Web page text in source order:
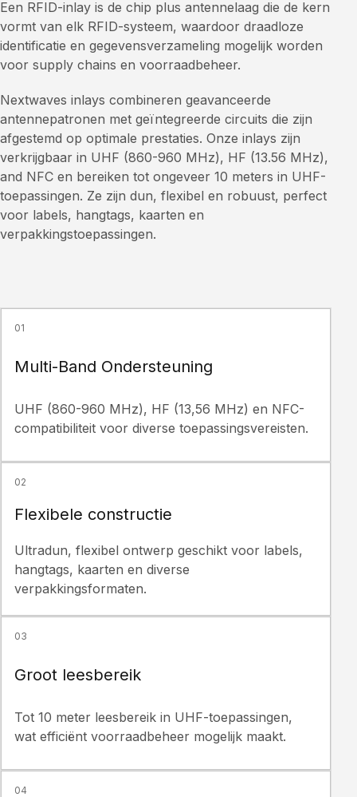
Een RFID-inlay is de chip plus antennelaag die de kern
vormt van elk RFID-systeem, waardoor draadloze
identificatie en gegevensverzameling mogelijk worden
voor supply chains en voorraadbeheer.
Nextwaves inlays combineren geavanceerde
antennepatronen met geïntegreerde circuits die zijn
afgestemd op optimale prestaties. Onze inlays zijn
verkrijgbaar in UHF (860-960 MHz), HF (13.56 MHz),
and NFC en bereiken tot ongeveer 10 meters in UHF-
toepassingen. Ze zijn dun, flexibel en robuust, perfect
voor labels, hangtags, kaarten en
verpakkingstoepassingen.
01
Multi-Band Ondersteuning
UHF (860-960 MHz), HF (13,56 MHz) en NFC-
compatibiliteit voor diverse toepassingsvereisten.
02
Flexibele constructie
Ultradun, flexibel ontwerp geschikt voor labels,
hangtags, kaarten en diverse
verpakkingsformaten.
03
Groot leesbereik
Tot 10 meter leesbereik in UHF-toepassingen,
wat efficiënt voorraadbeheer mogelijk maakt.
04